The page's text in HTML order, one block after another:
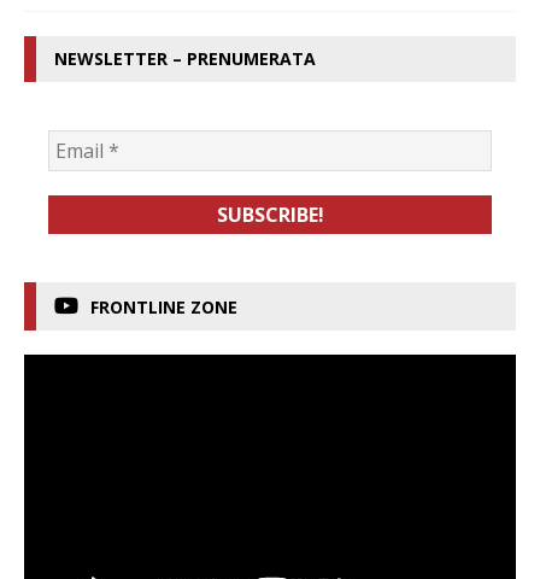
NEWSLETTER – PRENUMERATA
FRONTLINE ZONE